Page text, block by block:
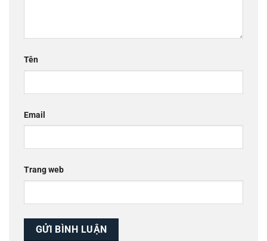
Tên
Email
Trang web